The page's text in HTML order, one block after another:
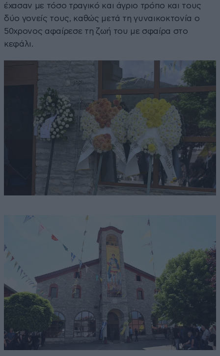
έχασαν με τόσο τραγικό και άγριο τρόπο και τους
δύο γονείς τους, καθώς μετά τη γυναικοκτονία ο
50χρονος αφαίρεσε τη ζωή του με σφαίρα στο
κεφάλι.